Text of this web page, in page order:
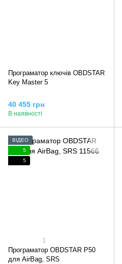
Програматор ключів OBDSTAR
Key Master 5
40 455 грн
В наявності
ВІДЕО
5
5
1
Програматор OBDSTAR P50
для AirBag, SRS